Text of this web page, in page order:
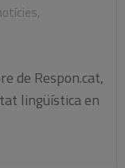
,
de Respon.cat,
lingüística en